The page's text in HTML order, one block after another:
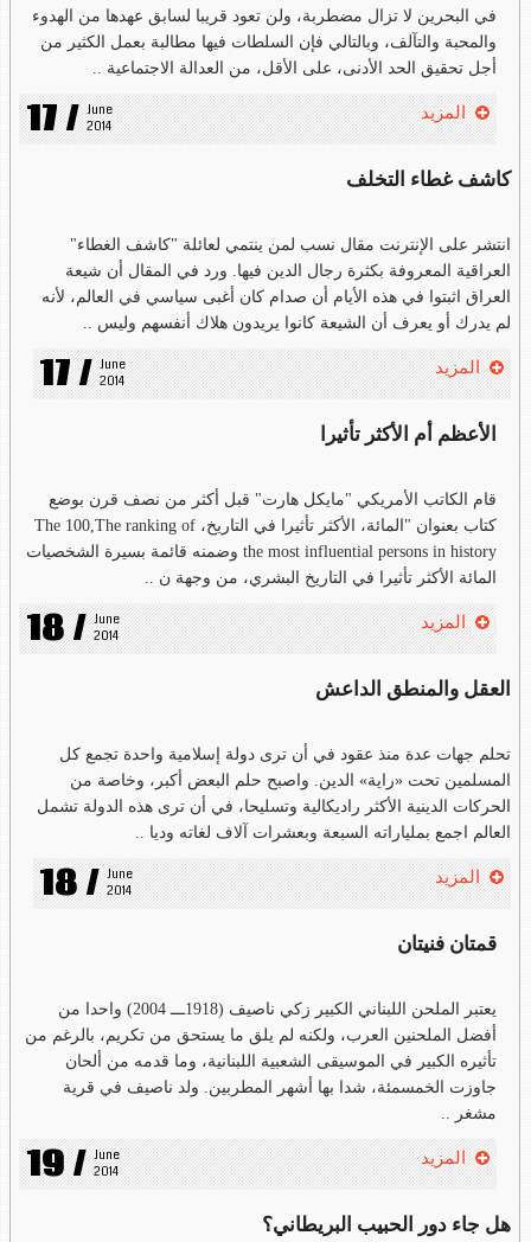
في البحرين لا تزال مضطربة، ولن تعود قريبا لسابق عهدها من الهدوء
والمحبة والتآلف، وبالتالي فإن السلطات فيها مطالبة بعمل الكثير من
أجل تحقيق الحد الأدنى، على الأقل، من العدالة الاجتماعية ..
17 / June
2014
المزيد
كاشف غطاء التخلف
انتشر على الإنترنت مقال نسب لمن ينتمي لعائلة "كاشف الغطاء"
العراقية المعروفة بكثرة رجال الدين فيها. ورد في المقال أن شيعة
العراق اثبتوا في هذه الأيام أن صدام كان أغبى سياسي في العالم، لأنه
لم يدرك أو يعرف أن الشيعة كانوا يريدون هلاك أنفسهم وليس ..
17 / June
2014
المزيد
الأعظم أم الأكثر تأثيرا
قام الكاتب الأمريكي "مايكل هارت" قبل أكثر من نصف قرن بوضع
كتاب بعنوان "المائة، الأكثر تأثيرا في التاريخ، The 100,The ranking of
the most influential persons in history وضمنه قائمة بسيرة الشخصيات
المائة الأكثر تأثيرا في التاريخ البشري، من وجهة ن ..
18 / June
2014
المزيد
العقل والمنطق الداعش
تحلم جهات عدة منذ عقود في أن ترى دولة إسلامية واحدة تجمع كل
المسلمين تحت «راية» الدين. واصبح حلم البعض أكبر، وخاصة من
الحركات الدينية الأكثر راديكالية وتسليحا، في أن ترى هذه الدولة تشمل
العالم اجمع بملياراته السبعة وبعشرات آلاف لغاته وديا ..
18 / June
2014
المزيد
قمتان فنيتان
يعتبر الملحن اللبناني الكبير زكي ناصيف (1918ـــ 2004) واحدا من
أفضل الملحنين العرب، ولكنه لم يلق ما يستحق من تكريم، بالرغم من
تأثيره الكبير في الموسيقى الشعبية اللبنانية، وما قدمه من ألحان
جاوزت الخمسمئة، شدا بها أشهر المطربين. ولد ناصيف في قرية
مشغر ..
19 / June
2014
المزيد
هل جاء دور الحبيب البريطاني؟